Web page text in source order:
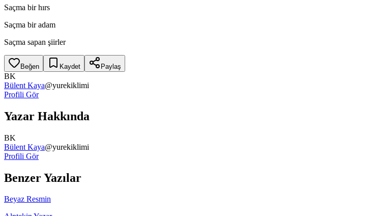
Saçma bir hırs
Saçma bir adam
Saçma sapan şiirler
Beğen Kaydet Paylaş
BK
Bülent Kaya@yurekiklimi
Profili Gör
Yazar Hakkında
BK
Bülent Kaya@yurekiklimi
Profili Gör
Benzer Yazılar
Beyaz Resmin